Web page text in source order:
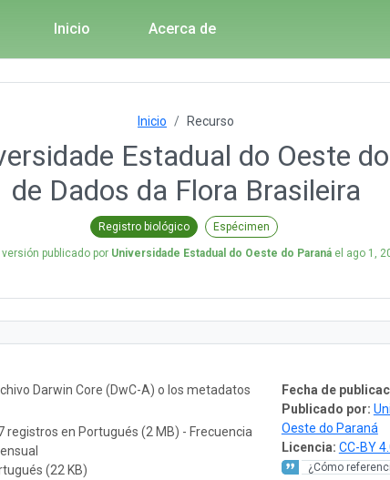
Inicio Acerca de
Inicio Recurso
Estadual do Oeste
de Dados da Flora Brasileira
Registro biológico Espécimen
publicado por Universidade Estadual do Oeste do Paraná el ago 1,
Fecha de
Publicado por:
Oeste do Paraná
Licencia: CC-BY
¿Cómo
Darwin Core (DwC-A) o los metadatos
registros en Portugués (2 MB) - Frecuencia
(22 KB)